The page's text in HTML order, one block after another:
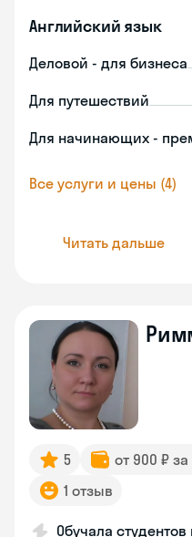
Английский язык
Деловой - для бизнеса
Для путешествий
Для начинающих -
Все услуги и цены (4)
Читать дальше
5 от 900 ₽
1 отзыв
Обучала